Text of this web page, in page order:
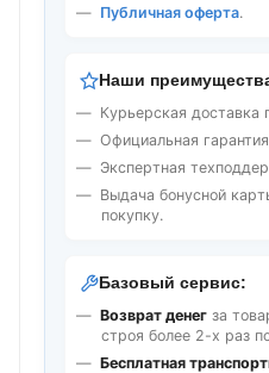
Публичная оферта.
Наши
Курьерская доставка
Официальная
Экспертная
Выдача бонусной
покупку.
Базовый сервис:
Возврат денег за
строя более 2-х раз
Бесплатная